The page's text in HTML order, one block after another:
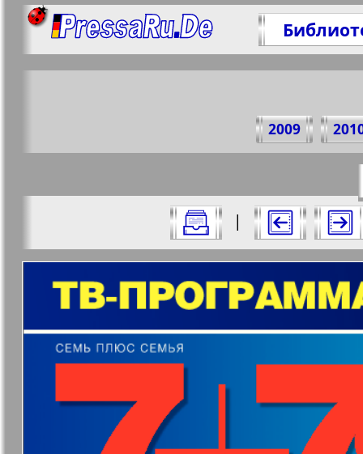
2009
Все номера "7плюс7я" за 2016 год.
30
|
Страницы журнала
https://
❬
Актуальные газеты и журналы
Апельсин
МК-Германия
планета мнений
МК-